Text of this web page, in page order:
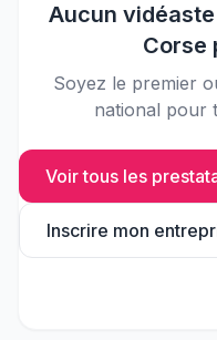
Aucun vidéaste
Corse
Soyez le premier
national pour
Voir tous les
Inscrire mon